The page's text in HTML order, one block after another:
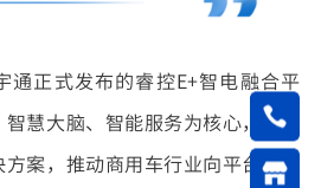
通正式发布的睿控E+智电融合平
慧大脑、智能服务为核心，打造
案，推动商用车行业向平台化、